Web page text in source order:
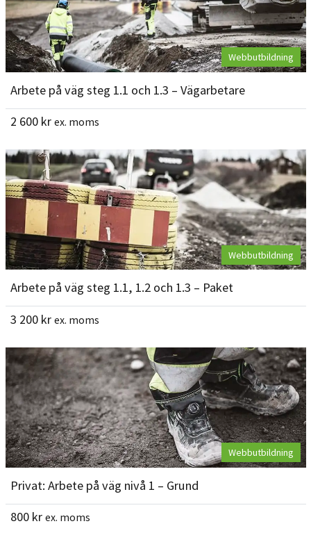
Webbutbildning
Arbete på väg steg 1.1 och 1.3 – Vägarbetare
2 600 kr ex. moms
Webbutbildning
Arbete på väg steg 1.1, 1.2 och 1.3 – Paket
3 200 kr ex. moms
Webbutbildning
Privat: Arbete på väg nivå 1 – Grund
800 kr ex. moms